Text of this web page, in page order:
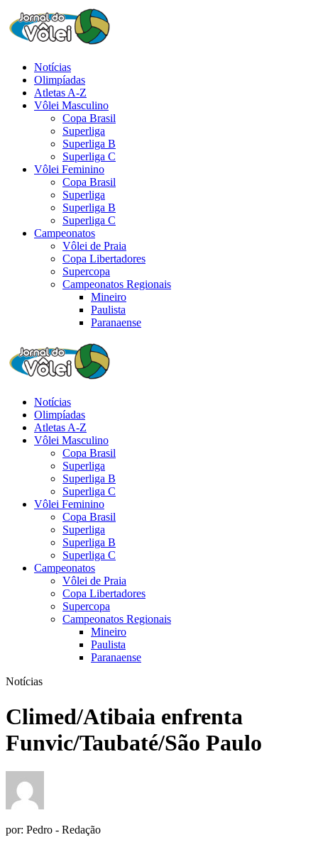
Notícias
Olimpíadas
Atletas A-Z
Vôlei Masculino
Copa Brasil
Superliga
Superliga B
Superliga C
Vôlei Feminino
Copa Brasil
Superliga
Superliga B
Superliga C
Campeonatos
Vôlei de Praia
Copa Libertadores
Supercopa
Campeonatos Regionais
Mineiro
Paulista
Paranaense
Notícias
Olimpíadas
Atletas A-Z
Vôlei Masculino
Copa Brasil
Superliga
Superliga B
Superliga C
Vôlei Feminino
Copa Brasil
Superliga
Superliga B
Superliga C
Campeonatos
Vôlei de Praia
Copa Libertadores
Supercopa
Campeonatos Regionais
Mineiro
Paulista
Paranaense
Notícias
Climed/Atibaia enfrenta
Funvic/Taubaté/São Paulo
por: Pedro - Redação